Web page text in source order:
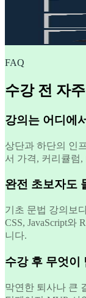
FAQ
수강 전 자
강의는 어디에
상단과 하단의 인
서 가격, 커리큘럼
완전 초보자도
기초 문법 강의보
CSS, JavaScript와
니다.
수강 후 무엇이
막연한 퇴사나 큰